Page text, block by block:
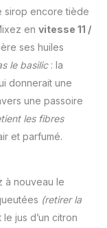
sirop encore tiède
en vitesse 11 /
ses huiles
le basilic: la
donnerait une
une passoire
les fibres
et parfumé.
à nouveau le
(retirer la
le jus d’un citron